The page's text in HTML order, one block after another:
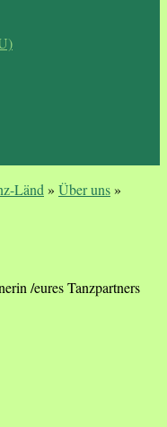
Länd » Über uns»
/eures Tanzpartners